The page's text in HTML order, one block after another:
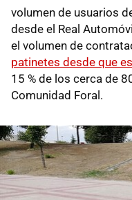
volumen de usuarios
desde el Real
el volumen de
patinetes desde que
15 % de los cerca de
Comunidad Foral.